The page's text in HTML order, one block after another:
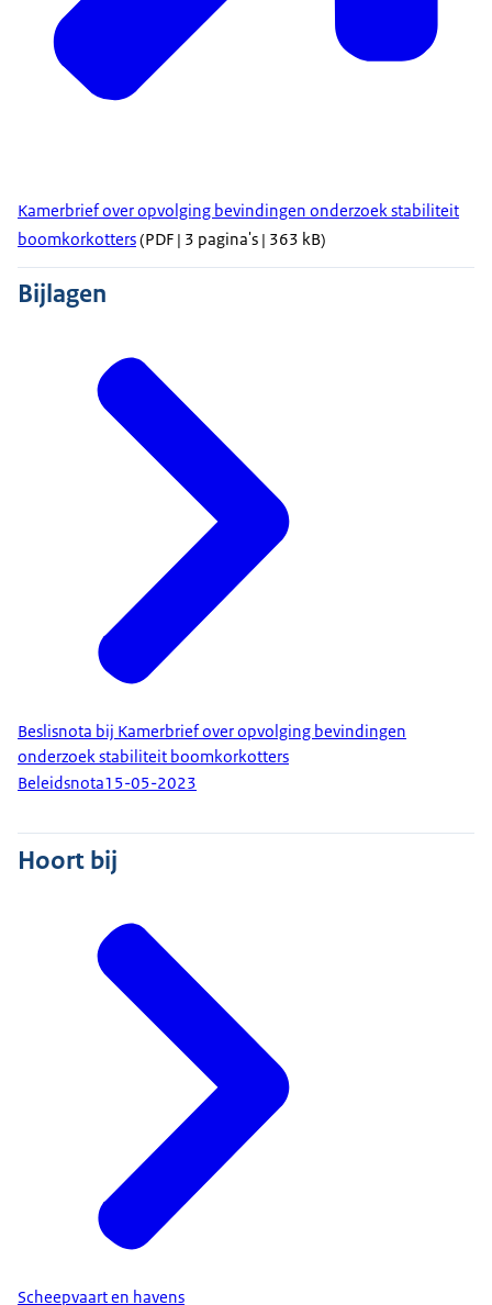
Kamerbrief over opvolging bevindingen onderzoek stabiliteit
boomkorkotters(PDF | 3 pagina's | 363 kB)
Bijlagen
Beslisnota bij Kamerbrief over opvolging bevindingen
onderzoek stabiliteit boomkorkotters
Beleidsnota15-05-2023
Hoort bij
Scheepvaart en havens